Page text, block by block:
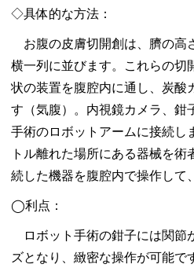
◇具体的な方法：
お腹の皮膚切開創は、臍の高
横一列に並びます。これらの切
状の装置を腹腔内に通し、炭酸
す（気腹）。内視鏡カメラ、鉗
手術のロボットアームに接続し
トル離れた場所にある器械を
続した機器を腹腔内で操作して
◯利点：
ロボット手術の鉗子には関節
ズとなり、緻密な操作が可能で